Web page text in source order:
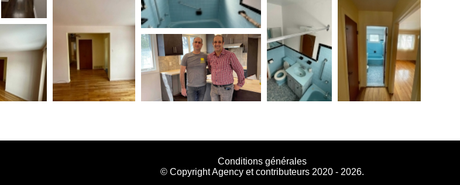
Conditions générales
© Copyright Agency et contributeurs 2020 - 2026.